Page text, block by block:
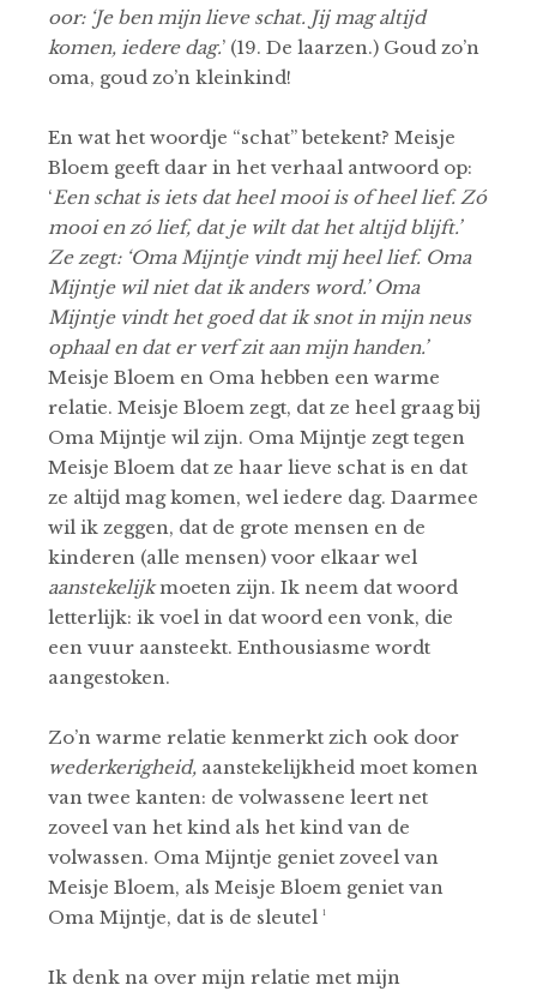
oor: ‘Je ben mijn lieve schat. Jij mag altijd
komen, iedere dag.’ (19. De laarzen.) Goud zo’n
oma, goud zo’n kleinkind!
En wat het woordje “schat” betekent? Meisje
Bloem geeft daar in het verhaal antwoord op:
‘Een schat is iets dat heel mooi is of heel lief. Zó
mooi en zó lief, dat je wilt dat het altijd blijft.’
Ze zegt: ‘Oma Mijntje vindt mij heel lief. Oma
Mijntje wil niet dat ik anders word.’ Oma
Mijntje vindt het goed dat ik snot in mijn neus
ophaal en dat er verf zit aan mijn handen.’
Meisje Bloem en Oma hebben een warme
relatie. Meisje Bloem zegt, dat ze heel graag bij
Oma Mijntje wil zijn. Oma Mijntje zegt tegen
Meisje Bloem dat ze haar lieve schat is en dat
ze altijd mag komen, wel iedere dag. Daarmee
wil ik zeggen, dat de grote mensen en de
kinderen (alle mensen) voor elkaar wel
aanstekelijkmoeten zijn. Ik neem dat woord
letterlijk: ik voel in dat woord een vonk, die
een vuur aansteekt. Enthousiasme wordt
aangestoken.
Zo’n warme relatie kenmerkt zich ook door
wederkerigheid, aanstekelijkheid moet komen
van twee kanten: de volwassene leert net
zoveel van het kind als het kind van de
volwassen. Oma Mijntje geniet zoveel van
Meisje Bloem, als Meisje Bloem geniet van
Oma Mijntje, dat is de sleutel ¹
Ik denk na over mijn relatie met mijn